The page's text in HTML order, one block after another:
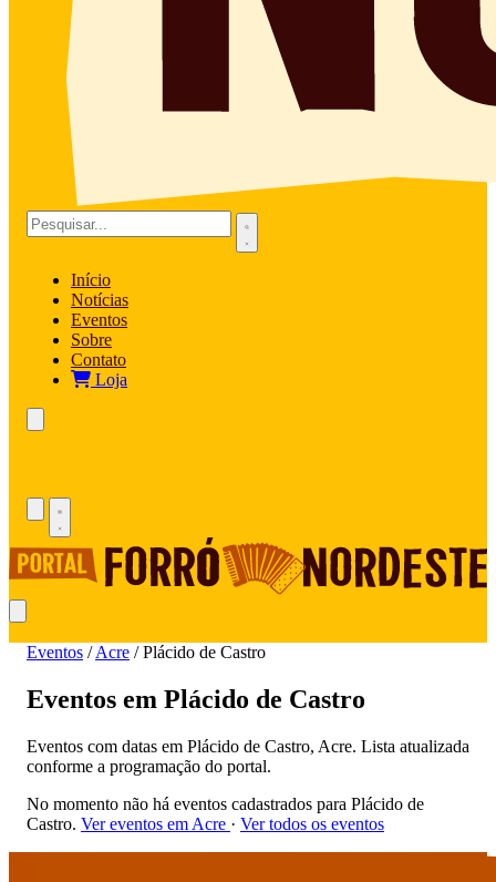
Início
Notícias
Eventos
Sobre
Contato
Loja
Eventos / Acre / Plácido de Castro
Eventos em Plácido de Castro
Eventos com datas em Plácido de Castro, Acre. Lista atualizada
conforme a programação do portal.
No momento não há eventos cadastrados para Plácido de
Castro. Ver eventos em Acre · Ver todos os eventos